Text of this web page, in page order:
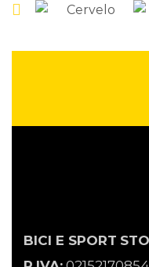
BICI E SPORT